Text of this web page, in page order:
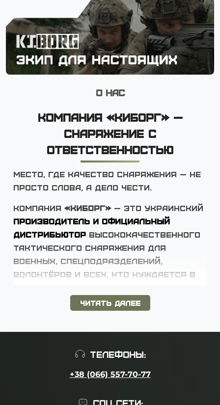
О НАС
КОМПАНИЯ «КИБОРГ» —
СНАРЯЖЕНИЕ С
ОТВЕТСТВЕННОСТЬЮ
Место, где качество снаряжения — не
просто слова, а дело чести.
Компания «Киборг»— это украинский
производитель и официальный
дистрибьютор высококачественного
тактического снаряжения для
военных, спецподразделений,
волонтёров и всех, кто нуждается в
14 апреля 2022 года
волонтёрного проекта в полноценное
производство. На сегодняшний день в
штате «Киборг» работает более
квалифицированных специалистов
Читать далее
ТЕЛЕФОНЫ:
+38 (066) 557-70-77
СОЦ СЕТИ: